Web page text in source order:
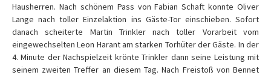
Hausherren. Nach schönem Pass von Fabian Schaft konnte Oliver
Lange nach toller Einzelaktion ins Gäste-Tor einschieben. Sofort
danach scheiterte Martin Trinkler nach toller Vorarbeit vom
eingewechselten Leon Harant am starken Torhüter der Gäste. In der
4. Minute der Nachspielzeit krönte Trinkler dann seine Leistung mit
seinem zweiten Treffer an diesem Tag. Nach Freistoß von Bennet